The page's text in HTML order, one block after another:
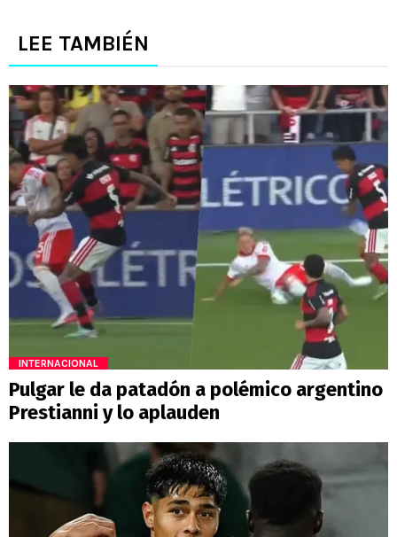
LEE TAMBIÉN
INTERNACIONAL
Pulgar le da patadón a polémico argentino
Prestianni y lo aplauden